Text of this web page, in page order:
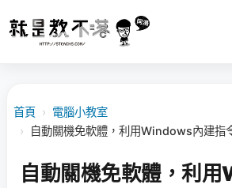
首頁 › 電腦小教室
›
自動關機免軟體，利用Windows內建指
自動關機免軟體，利